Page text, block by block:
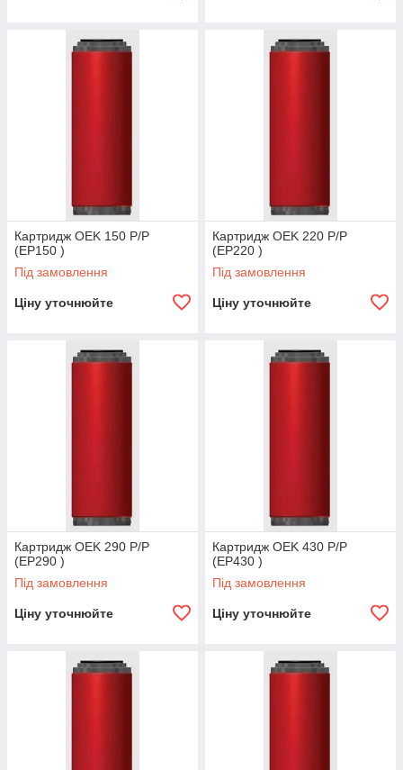
Картридж OEK 150 P/P
(EP150 )
Під замовлення
Ціну уточнюйте
Картридж OEK 220 P/P
(EP220 )
Під замовлення
Ціну уточнюйте
Картридж OEK 290 P/P
(EP290 )
Під замовлення
Ціну уточнюйте
Картридж OEK 430 P/P
(EP430 )
Під замовлення
Ціну уточнюйте